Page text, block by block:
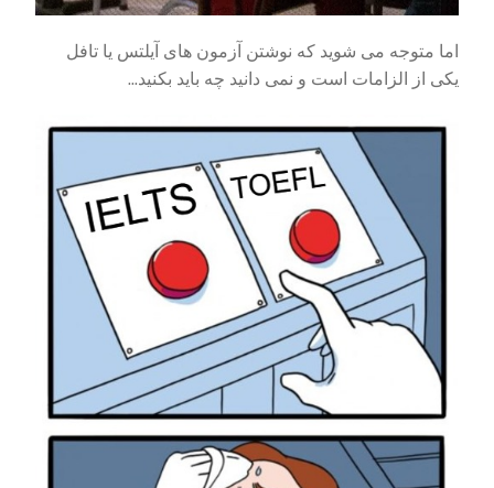
اما متوجه می شوید که نوشتن آزمون های آیلتس یا تافل
یکی از الزامات است و نمی دانید چه باید بکنید...